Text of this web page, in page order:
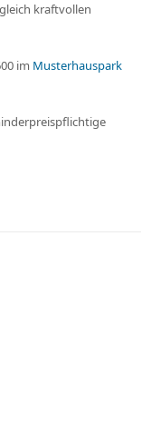
kraftvollen
im Musterhauspark